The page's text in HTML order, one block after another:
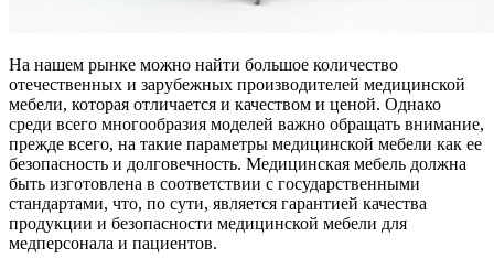
На нашем рынке можно найти большое количество
отечественных и зарубежных производителей медицинской
мебели, которая отличается и качеством и ценой. Однако
среди всего многообразия моделей важно обращать внимание,
прежде всего, на такие параметры медицинской мебели как ее
безопасность и долговечность. Медицинская мебель должна
быть изготовлена в соответствии с государственными
стандартами, что, по сути, является гарантией качества
продукции и безопасности медицинской мебели для
медперсонала и пациентов.